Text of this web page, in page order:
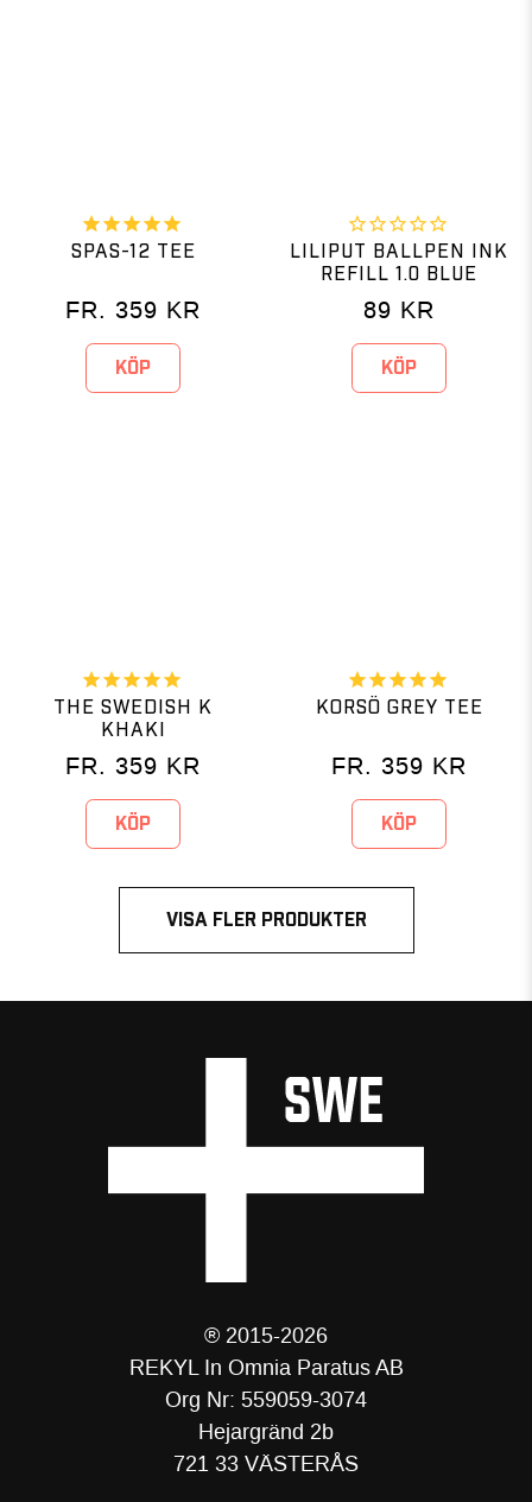
SPAS-12 TEE
FR. 359 KR
KÖP
LILIPUT BALLPEN INK
REFILL 1.0 BLUE
89 KR
KÖP
THE SWEDISH K
KHAKI
FR. 359 KR
KÖP
KORSÖ GREY TEE
FR. 359 KR
KÖP
VISA FLER PRODUKTER
® 2015-2026
REKYL In Omnia Paratus AB
Org Nr: 559059-3074
Hejargränd 2b
721 33 VÄSTERÅS